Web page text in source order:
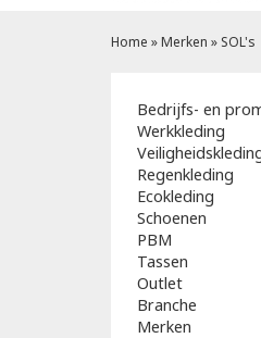
Home »Merken » SOL's
Bedrijfs- en
Werkkleding
Regenkleding
Ecokleding
Schoenen
PBM
Tassen
Outlet
Branche
Merken